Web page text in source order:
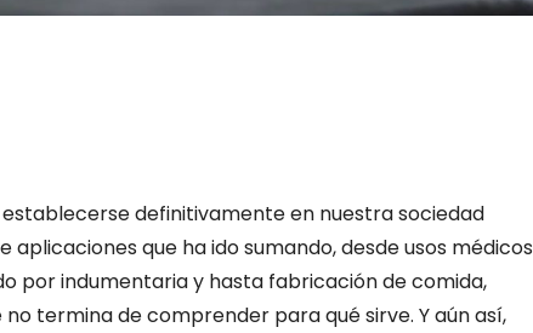
definitivamente en nuestra sociedad
aplicaciones que ha ido sumando, desde usos médicos
por indumentaria y hasta fabricación de comida,
termina de comprender para qué sirve. Y aún así,